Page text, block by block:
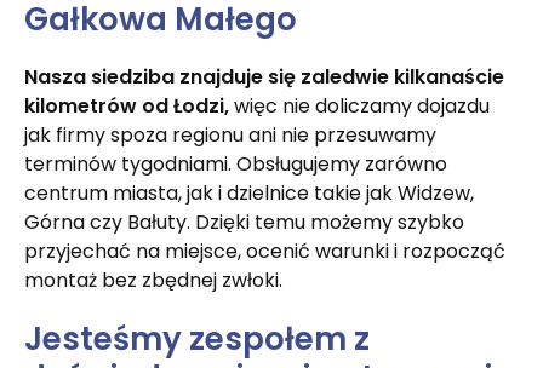
Gałkowa Małego
Nasza siedziba znajduje się zaledwie kilkanaście
kilometrów od Łodzi,więc nie doliczamy dojazdu
jak firmy spoza regionu ani nie przesuwamy
terminów tygodniami. Obsługujemy zarówno
centrum miasta, jak i dzielnice takie jak Widzew,
Górna czy Bałuty. Dzięki temu możemy szybko
przyjechać na miejsce, ocenić warunki i rozpocząć
montaż bez zbędnej zwłoki.
Jesteśmy zespołem z